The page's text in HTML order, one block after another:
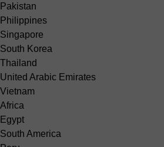
Pakistan
Philippines
Singapore
South Korea
Thailand
United Arabic Emirates
Vietnam
Africa
Egypt
South America